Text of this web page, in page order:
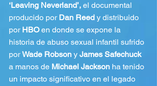
‘Leaving Neverland’, el documental
producido por Dan Reed y distribuido
por HBO en donde se expone la
historia de abuso sexual infantil sufrido
por Wade Robson y James Safechuck
a manos de Michael Jackson ha tenido
un impacto significativo en el legado